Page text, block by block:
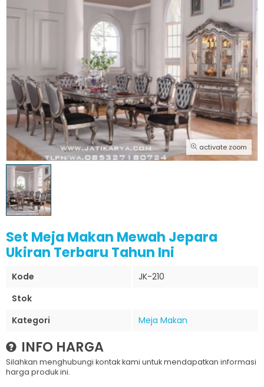
activate zoom
Set Meja Makan Mewah Jepara
Ukiran Terbaru Tahun Ini
Kode
JK-210
Stok
Kategori
Meja Makan
INFO HARGA
Silahkan menghubungi kontak kami untuk mendapatkan informasi
harga produk ini.